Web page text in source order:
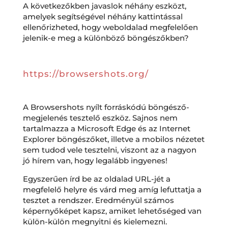
A következőkben javaslok néhány eszközt,
amelyek segítségével néhány kattintással
ellenőrizheted, hogy weboldalad megfelelően
jelenik-e meg a különböző böngészőkben?
https://browsershots.org/
A Browsershots nyílt forráskódú böngésző-
megjelenés tesztelő eszköz. Sajnos nem
tartalmazza a Microsoft Edge és az Internet
Explorer böngészőket, illetve a mobilos nézetet
sem tudod vele tesztelni, viszont az a nagyon
jó hírem van, hogy legalább ingyenes!
Egyszerűen írd be az oldalad URL-jét a
megfelelő helyre és várd meg amíg lefuttatja a
tesztet a rendszer. Eredményül számos
képernyőképet kapsz, amiket lehetőséged van
külön-külön megnyitni és kielemezni.